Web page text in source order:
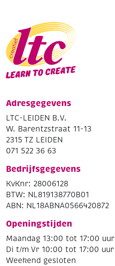
Adresgegevens
LTC-LEIDEN B.V.
W. Barentzstraat 11-13
2315 TZ LEIDEN
071 522 36 63
Bedrijfsgegevens
KvKnr: 28006128
BTW: NL819138770B01
ABN: NL18ABNA0566420872
Openingstijden
Maandag 13:00 tot 17:00 uur
Di t/m Vr 10:00 tot 17:00 uur
Weekend gesloten